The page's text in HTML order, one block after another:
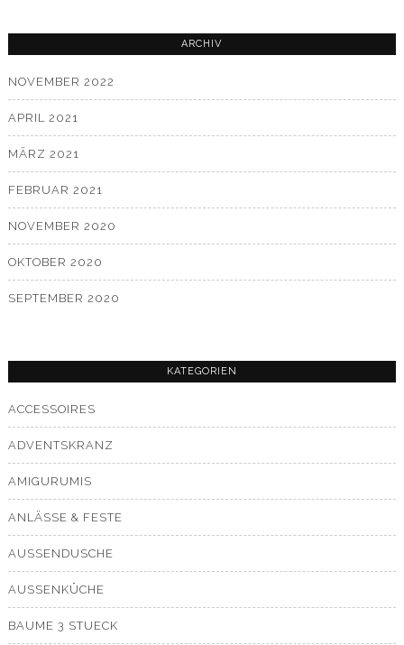
ARCHIV
NOVEMBER 2022
APRIL 2021
MÄRZ 2021
FEBRUAR 2021
NOVEMBER 2020
OKTOBER 2020
SEPTEMBER 2020
KATEGORIEN
ACCESSOIRES
ADVENTSKRANZ
AMIGURUMIS
ANLÄSSE & FESTE
AUSSENDUSCHE
AUSSENKÜCHE
BAUME 3 STUECK